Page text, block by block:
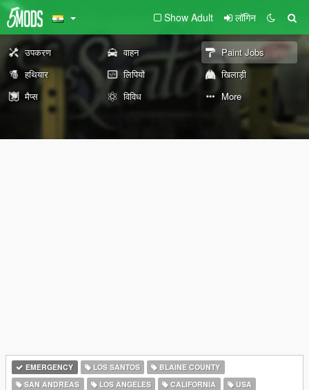
Show Adult लॉगिन
उपकरण वाहन
Paint Jobs
हथियार
लिपियों
खिलाड़ी
मैप्स
विविध More
EMERGENCY LOS SANTOS
BLAINE COUNTY
SAN ANDREAS
LOS ANGELES CALIFORNIA
USA